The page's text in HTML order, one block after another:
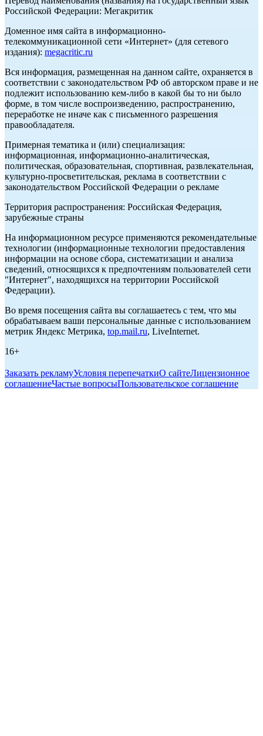
Российской Федерации: Мегакритик
Доменное имя сайта в информационно-
телекоммуникационной сети «Интернет» (для сетевого
издания): megacritic.ru
Вся информация, размещенная на данном сайте, охраняется в
соответствии с законодательством РФ об авторском праве и не
подлежит использованию кем-либо в какой бы то ни было
форме, в том числе воспроизведению, распространению,
переработке не иначе как с письменного разрешения
правообладателя.
Примерная тематика и (или) специализация:
информационная, информационно-аналитическая,
политическая, образовательная, спортивная, развлекательная,
культурно-просветительская, реклама в соответствии с
законодательством Российской Федерации о рекламе
Территория распространения: Российская Федерация,
зарубежные страны
На информационном ресурсе применяются рекомендательные
технологии (информационные технологии предоставления
информации на основе сбора, систематизации и анализа
сведений, относящихся к предпочтениям пользователей сети
"Интернет", находящихся на территории Российской
Федерации).
Во время посещения сайта вы соглашаетесь с тем, что мы
обрабатываем ваши персональные данные с использованием
метрик Яндекс Метрика, top.mail.ru, LiveInternet.
16+
Заказать рекламуУсловия перепечаткиО сайтеЛицензионное
соглашениеЧастые вопросыПользовательское соглашение